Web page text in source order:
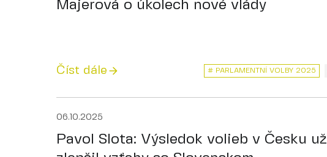
Majerová o úkolech nové vlády
Číst dále # PARLAMENTNÍ VOLBY 2025
06.10.2025
Pavol Slota: Výsledok volieb v Česku už